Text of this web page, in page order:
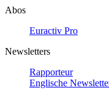
Abos
Euractiv Pro
Newsletters
Rapporteur
Englische